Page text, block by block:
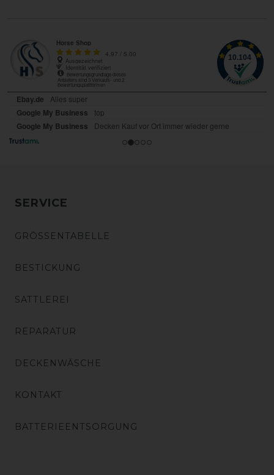
SERVICE
GRÖSSENTABELLE
BESTICKUNG
SATTLEREI
REPARATUR
DECKENWÄSCHE
KONTAKT
BATTERIEENTSORGUNG